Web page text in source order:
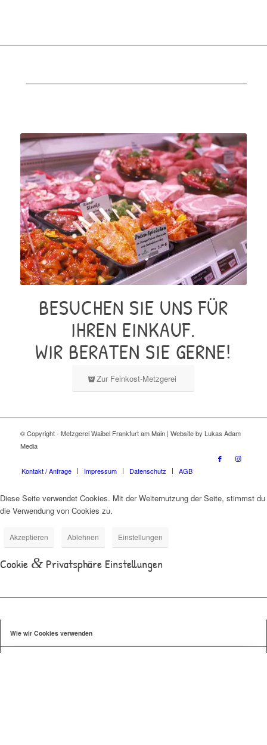
BESUCHEN SIE UNS FÜR
IHREN EINKAUF.
WIR BERATEN SIE GERNE!
Zur Feinkost-Metzgerei
© Copyright - Metzgerei Waibel Frankfurt am Main | Website by Lukas Adam
Media
Kontakt / Anfrage Impressum Datenschutz AGB
Diese Seite verwendet Cookies. Mit der Weiternutzung der Seite, stimmst du
die Verwendung von Cookies zu.
Akzeptieren Ablehnen Einstellungen
Cookie & Privatsphäre Einstellungen
Wie wir Cookies verwenden